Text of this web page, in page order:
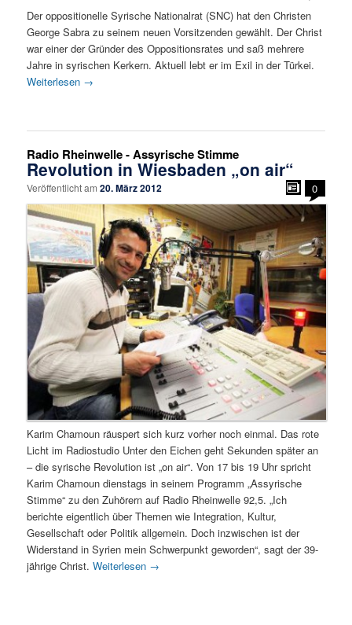
Der oppositionelle Syrische Nationalrat (SNC) hat den Christen
George Sabra zu seinem neuen Vorsitzenden gewählt. Der Christ
war einer der Gründer des Oppositionsrates und saß mehrere
Jahre in syrischen Kerkern. Aktuell lebt er im Exil in der Türkei.
Weiterlesen →
Radio Rheinwelle - Assyrische Stimme
Revolution in Wiesbaden „on air“
Veröffentlicht am20. März 2012 0
Karim Chamoun räuspert sich kurz vorher noch einmal. Das rote
Licht im Radiostudio Unter den Eichen geht Sekunden später an
– die syrische Revolution ist „on air“. Von 17 bis 19 Uhr spricht
Karim Chamoun dienstags in seinem Programm „Assyrische
Stimme“ zu den Zuhörern auf Radio Rheinwelle 92,5. „Ich
berichte eigentlich über Themen wie Integration, Kultur,
Gesellschaft oder Politik allgemein. Doch inzwischen ist der
Widerstand in Syrien mein Schwerpunkt geworden“, sagt der 39-
jährige Christ.Weiterlesen →